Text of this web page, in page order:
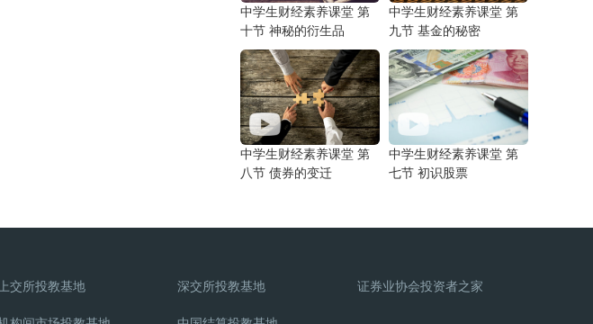
中学生财经素养课堂 第
十节 神秘的衍生品
中学生财经素养课堂 第
九节 基金的秘密
中学生财经素养课堂 第
八节 债券的变迁
中学生财经素养课堂 第
七节 初识股票
交所投教基地 深交所投教基地 证券业协会投资者之家